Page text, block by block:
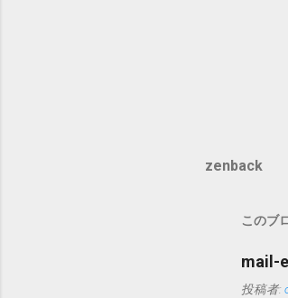
zenback
このブ
mail-
投稿者: